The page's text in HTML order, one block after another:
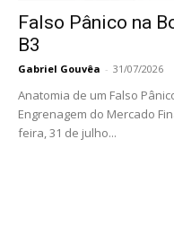
Falso Pânico na
B3
Gabriel Gouvêa - 31/07/2026
Anatomia de um Falso
Engrenagem do Mercado
feira, 31 de julho...